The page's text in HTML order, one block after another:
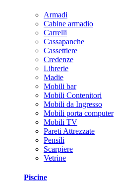
Armadi
Cabine armadio
Carrelli
Cassapanche
Cassettiere
Credenze
Librerie
Madie
Mobili bar
Mobili Contenitori
Mobili da Ingresso
Mobili porta computer
Mobili TV
Pareti Attrezzate
Pensili
Scarpiere
Vetrine
Piscine